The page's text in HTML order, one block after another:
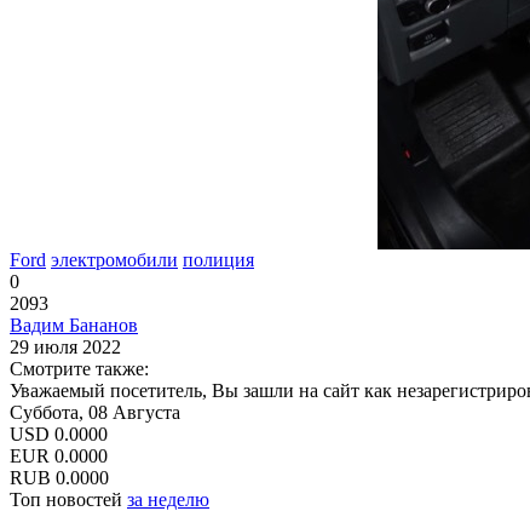
Ford электромобили полиция
0
2093
Вадим Бананов
29 июля 2022
Смотрите также:
Уважаемый посетитель, Вы зашли на сайт как
Суббота, 08 Августа
USD 0.0000
EUR 0.0000
RUB 0.0000
Топ новостей за неделю